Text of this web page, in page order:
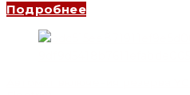
Подробнее